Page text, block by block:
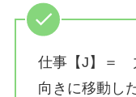
仕事【J】＝
向きに移動し